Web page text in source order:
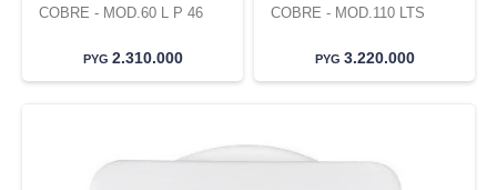
COBRE - MOD.60 L P 46
PYG 2.310.000
COBRE - MOD.110 LTS
PYG 3.220.000